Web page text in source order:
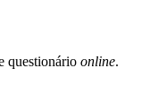
questionário online.